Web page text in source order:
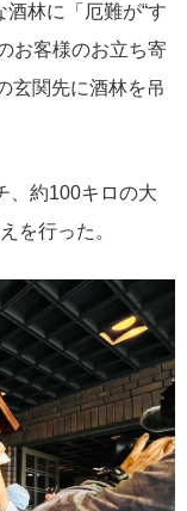
林に「厄難が“す
お客様のお立ち寄
玄関先に酒林を吊
、約100キロの大
を行った。